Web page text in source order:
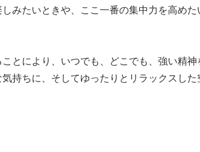
みたいときや、ここ一番の集中力を高め
とにより、いつでも、どこでも、強い精神
持ちに、そしてゆったりとリラックスし